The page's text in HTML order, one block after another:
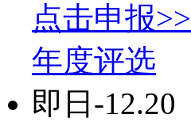
点击申报>>
年度评选
即日-12.20